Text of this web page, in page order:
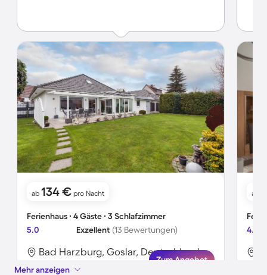
ab 134 € pro Nacht
Ferienhaus ∙ 4 Gäste ∙ 3 Schlafzimmer
5.0
Exzellent (13 Bewertungen)
Bad Harzburg, Goslar, Deutschland
Zum Angebot
ab
4.7
Mehr anzeigen